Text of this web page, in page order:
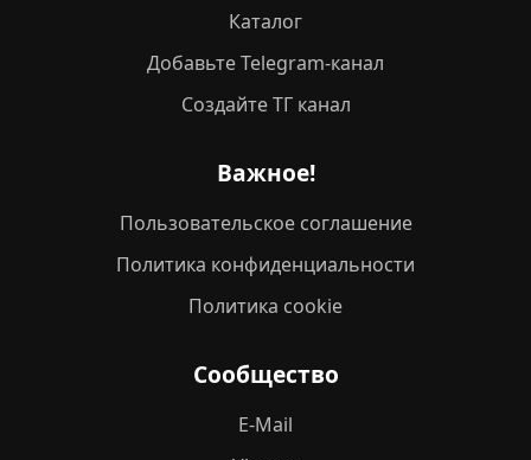
Каталог
Добавьте Telegram-канал
Создайте ТГ канал
Важное!
Пользовательское соглашение
Политика конфиденциальности
Политика cookie
Сообщество
E-Mail